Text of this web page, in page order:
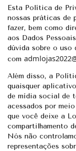
Esta Política de
nossas práticas de
fazer, bem como
aos Dados
dúvida sobre o uso
com
Além disso, a
quaisquer
de mídia social de
acessados por
que você deixe a
compartilhamento
Nós não
representações